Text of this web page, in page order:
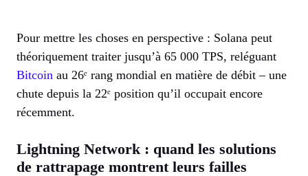
Pour mettre les choses en perspective : Solana peut
théoriquement traiter jusqu’à 65 000 TPS, reléguant
Bitcoin au 26ᵉ rang mondial en matière de débit – une
chute depuis la 22ᵉ position qu’il occupait encore
récemment.
Lightning Network : quand les solutions
de rattrapage montrent leurs failles